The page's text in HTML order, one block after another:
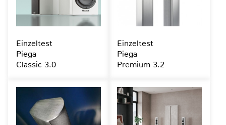
Einzeltest
Piega
Classic 3.0
Einzeltest
Piega
Premium 3.2